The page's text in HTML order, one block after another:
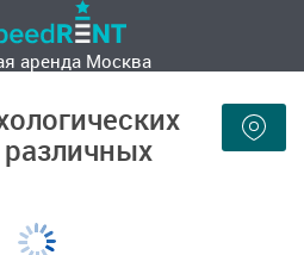
аренда Москва
различных